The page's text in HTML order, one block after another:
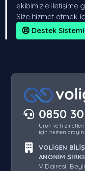
ekibimizle iletişime
Size hizmet etmek
Destek Sistemi
0850
Ürün ve
için hemen arayın.
VOLİGEN
ANONİM
V.Dairesi: